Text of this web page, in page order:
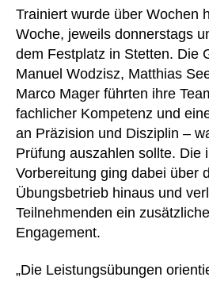
Trainiert wurde über Wochen
Woche, jeweils donnerstags
dem Festplatz in Stetten. Die
Manuel Wodzisz, Matthias
Marco Mager führten ihre
fachlicher Kompetenz und
an Präzision und Disziplin –
Prüfung auszahlen sollte. Die
Vorbereitung ging dabei über
Übungsbetrieb hinaus und
Teilnehmenden ein
Engagement.
„Die Leistungsübungen